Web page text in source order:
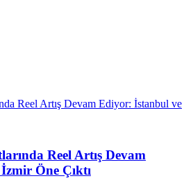
Reel Artış Devam
Öne Çıktı